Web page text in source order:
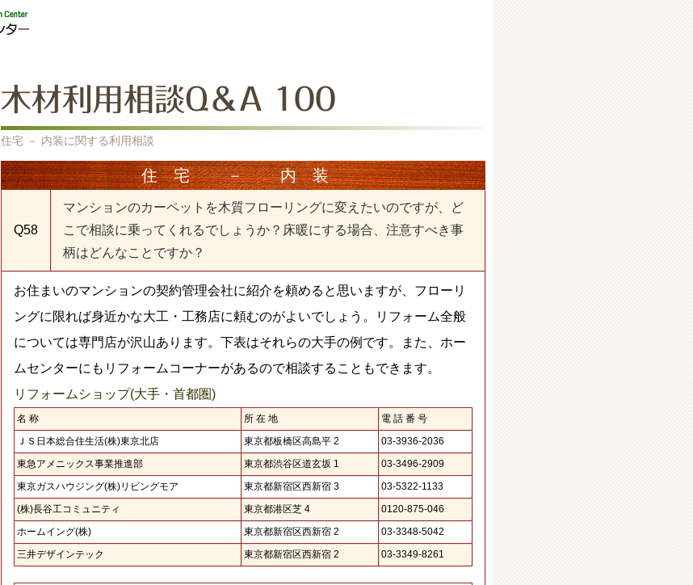
木材利用相談Q＆A 100
住宅 － 内装に関する利用相談
住宅 － 内装
Q58
マンションのカーペットを木質フローリングに変えたいのですが、ど
こで相談に乗ってくれるでしょうか？床暖にする場合、注意すべき事
柄はどんなことですか？
お住まいのマンションの契約管理会社に紹介を頼めると思いますが、フローリ
ングに限れば身近かな大工・工務店に頼むのがよいでしょう。リフォーム全般
については専門店が沢山あります。下表はそれらの大手の例です。また、ホー
ムセンターにもリフォームコーナーがあるので相談することもできます。
リフォームショップ(大手・首都圏)
名 称 所 在 地
電 話 番 号
ＪＳ日本総合住生活(株)東京北店
東京都板橋区高島平 2
03-3936-2036
東急アメニックス事業推進部
東京都渋谷区道玄坂 1
03-3496-2909
東京ガスハウジング(株)リビングモア
東京都新宿区西新宿 3
03-5322-1133
(株)長谷工コミュニティ
東京都港区芝 4
0120-875-046
ホームイング(株)
東京都新宿区西新宿 2
03-3348-5042
三井デザインテック
東京都新宿区西新宿 2 03-3349-8261